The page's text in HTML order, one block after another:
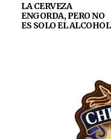
LA CERVEZA
ENGORDA, PERO NO
ES SOLO EL ALCOHOL